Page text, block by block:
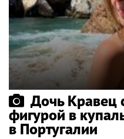
Дочь Кравец
фигурой в
в Португалии